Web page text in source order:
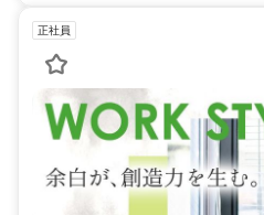
正社員